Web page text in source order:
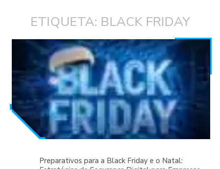
ETIQUETA: BLACK FRIDAY
Preparativos para a Black Friday e o Natal: